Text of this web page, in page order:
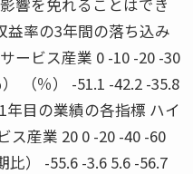
率の3年間の落ち込み
ービス産業 0 -10 -20 -30
（％） -51.1 -42.2 -35.8
目の業績の各指標 ハイ
ス産業 20 0 -20 -40 -60
） -55.6 -3.6 5.6 -56.7